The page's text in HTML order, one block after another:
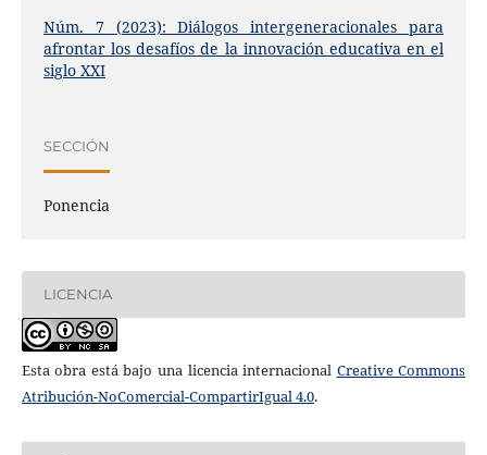
Núm. 7 (2023): Diálogos intergeneracionales para
afrontar los desafíos de la innovación educativa en el
siglo XXI
SECCIÓN
Ponencia
LICENCIA
Esta obra está bajo una licencia internacional Creative Commons
Atribución-NoComercial-CompartirIgual 4.0.